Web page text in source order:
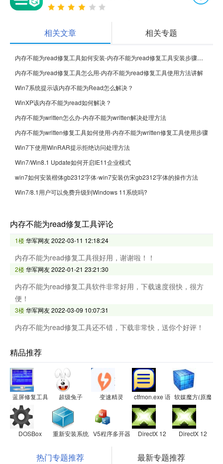
相关文章 相关专题
内存不能为read修复工具如何安装-内存不能为read修复工具安装步骤介绍
内存不能为read修复工具怎么用-内存不能为read修复工具使用方法讲解
Win7系统提示该内存不能为Read怎么解决？
WinXP该内存不能为read如何解决？
内存不能为written怎么办-内存不能为written解决处理方法
内存不能为written修复工具如何使用-内存不能为written修复工具使用步骤
Win7下使用WinRAR提示拒绝访问处理方法
Win7/Win8.1 Update如何开启IE11企业模式
win7如何安装楷体gb2312字体-win7安装仿宋gb2312字体的操作方法
Win7/8.1用户可以免费升级到Windows 11系统吗?
内存不能为read修复工具评论
1楼华军网友2022-03-11 12:18:24
内存不能为read修复工具很好用，谢谢啦！！
2楼华军网友2022-01-21 23:21:30
内存不能为read修复工具软件非常好用，下载速度很快，很方
便！
3楼华军网友2022-03-09 10:07:31
内存不能为read修复工具还不错，下载非常快，送你个好评！
精品推荐
蓝屏修复工具 超级兔子 变速精灵 ctfmon.exe 语言栏修复工具
软媒魔方(原魔方
DOSBox 重新安装系统工具V5程序多开器 DirectX 12 DirectX 12
热门专题推荐 最新专题推荐